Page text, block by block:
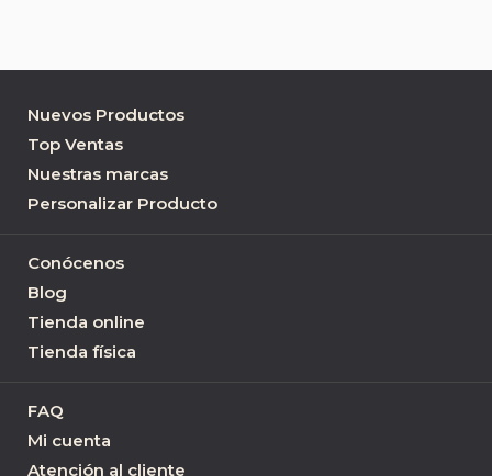
Nuevos Productos
Top Ventas
Nuestras marcas
Personalizar Producto
Conócenos
Blog
Tienda online
Tienda física
FAQ
Mi cuenta
Atención al cliente